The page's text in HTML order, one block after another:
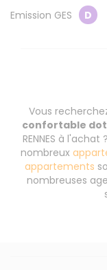
Emission GES D
Vous
confortable
RENNES à
nombreux
appartements
nombreuses